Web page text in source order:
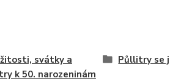
svátky a
k 50. narozeninám
Půllitry se